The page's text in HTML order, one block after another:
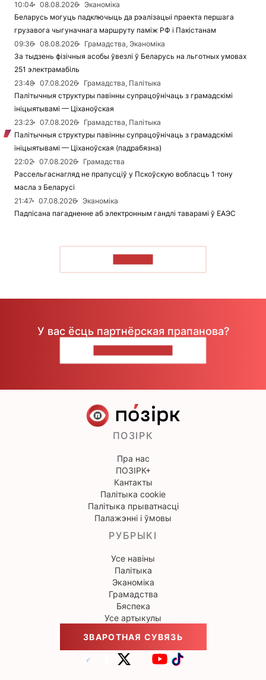
10:04
08.08.2026
Эканоміка
Беларусь могуць падключыць да рэалізацыі праекта першага
грузавога чыгуначнага маршруту паміж РФ і Пакістанам
09:36
08.08.2026
Грамадства, Эканоміка
За тыдзень фізічныя асобы ўвезлі ў Беларусь на льготных умовах
251 электрамабіль
23:48
07.08.2026
Грамадства, Палітыка
Палітычныя структуры павінны супрацоўнічаць з грамадскімі
ініцыятывамі — Ціханоўская
23:23
07.08.2026
Грамадства, Палітыка
Палітычныя структуры павінны супрацоўнічаць з грамадскімі
ініцыятывамі — Ціханоўская (падрабязна)
22:02
07.08.2026
Грамадства
Рассельгаснагляд не прапусціў у Пскоўскую вобласць 1 тону
масла з Беларусі
21:47
07.08.2026
Эканоміка
Падпісана пагадненне аб электронным гандлі таварамі ў ЕАЭС
У вас ёсць партнёрская прапанова?
ПОЗІРК
Пра нас
ПОЗІРК+
Кантакты
Палітыка cookie
Палітыка прыватнасці
Палажэнні і ўмовы
РУБРЫКІ
Усе навіны
Палітыка
Эканоміка
Грамадства
Бяспека
Усе артыкулы
ЗВАРОТНАЯ СУВЯЗЬ